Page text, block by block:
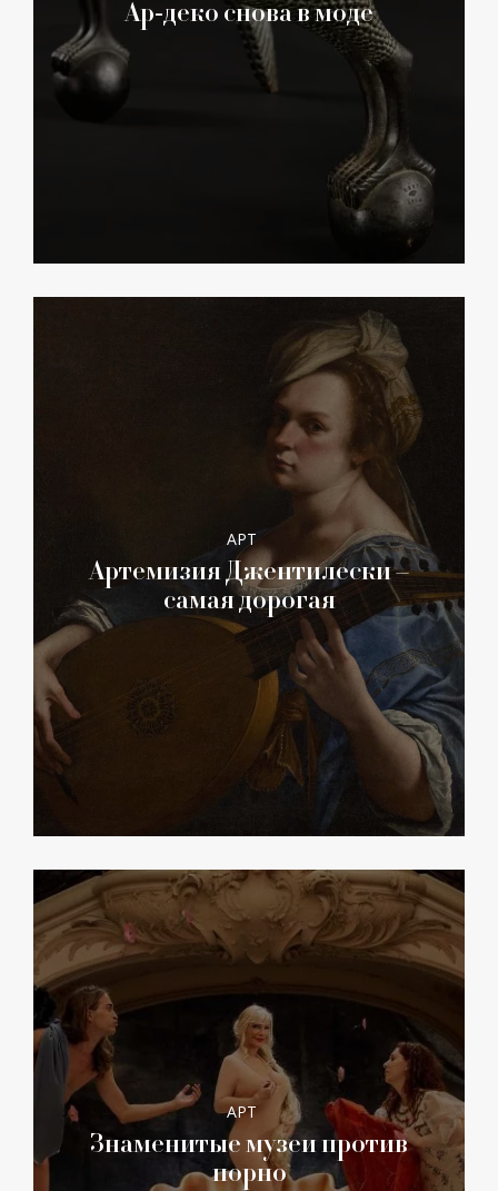
Ар-деко снова в моде
АРТ
Артемизия Джентилески –
самая дорогая
АРТ
Знаменитые музеи против
порно